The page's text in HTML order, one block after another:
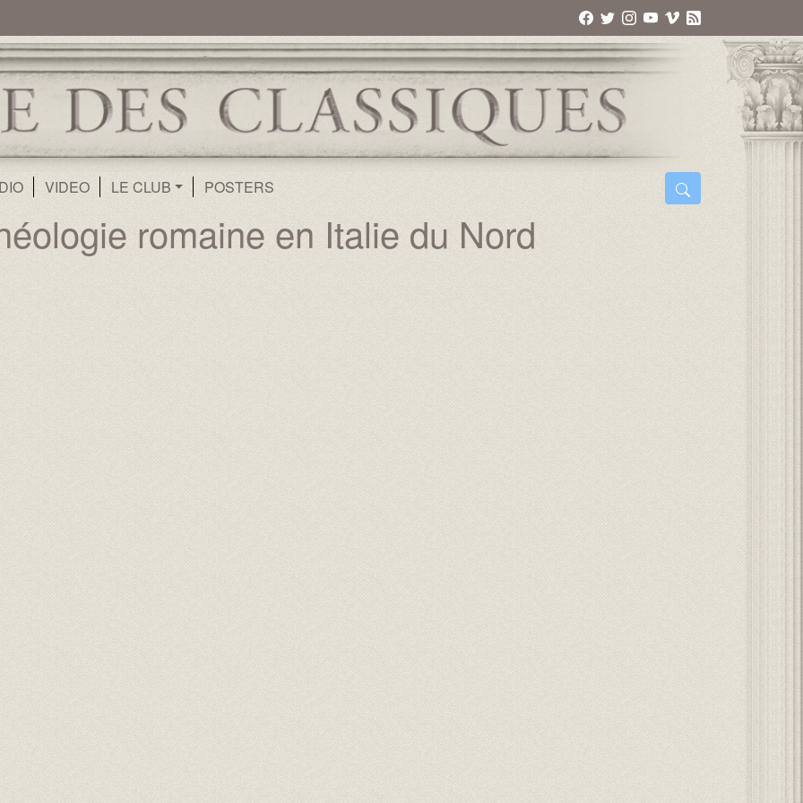
VIDEO LE CLUB POSTERS
romaine en Italie du Nord